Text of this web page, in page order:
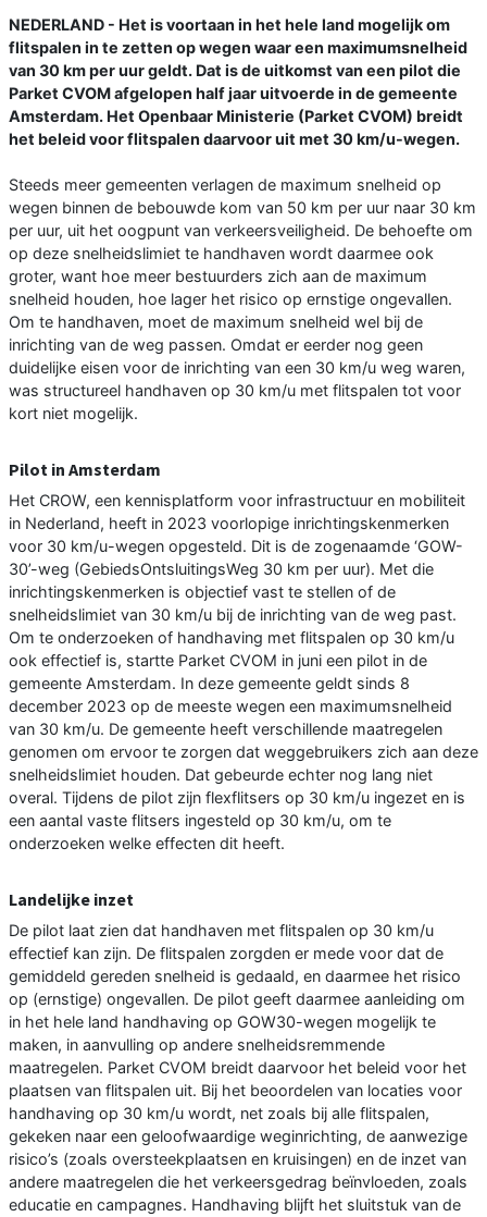
NEDERLAND - Het is voortaan in het hele land mogelijk om
flitspalen in te zetten op wegen waar een maximumsnelheid
van 30 km per uur geldt. Dat is de uitkomst van een pilot die
Parket CVOM afgelopen half jaar uitvoerde in de gemeente
Amsterdam. Het Openbaar Ministerie (Parket CVOM) breidt
het beleid voor flitspalen daarvoor uit met 30 km/u-wegen.
Steeds meer gemeenten verlagen de maximum snelheid op
wegen binnen de bebouwde kom van 50 km per uur naar 30 km
per uur, uit het oogpunt van verkeersveiligheid. De behoefte om
op deze snelheidslimiet te handhaven wordt daarmee ook
groter, want hoe meer bestuurders zich aan de maximum
snelheid houden, hoe lager het risico op ernstige ongevallen.
Om te handhaven, moet de maximum snelheid wel bij de
inrichting van de weg passen. Omdat er eerder nog geen
duidelijke eisen voor de inrichting van een 30 km/u weg waren,
was structureel handhaven op 30 km/u met flitspalen tot voor
kort niet mogelijk.
Pilot in Amsterdam
Het CROW, een kennisplatform voor infrastructuur en mobiliteit
in Nederland, heeft in 2023 voorlopige inrichtingskenmerken
voor 30 km/u-wegen opgesteld. Dit is de zogenaamde ‘GOW-
30’-weg (GebiedsOntsluitingsWeg 30 km per uur). Met die
inrichtingskenmerken is objectief vast te stellen of de
snelheidslimiet van 30 km/u bij de inrichting van de weg past.
Om te onderzoeken of handhaving met flitspalen op 30 km/u
ook effectief is, startte Parket CVOM in juni een pilot in de
gemeente Amsterdam. In deze gemeente geldt sinds 8
december 2023 op de meeste wegen een maximumsnelheid
van 30 km/u. De gemeente heeft verschillende maatregelen
genomen om ervoor te zorgen dat weggebruikers zich aan deze
snelheidslimiet houden. Dat gebeurde echter nog lang niet
overal. Tijdens de pilot zijn flexflitsers op 30 km/u ingezet en is
een aantal vaste flitsers ingesteld op 30 km/u, om te
onderzoeken welke effecten dit heeft.
Landelijke inzet
De pilot laat zien dat handhaven met flitspalen op 30 km/u
effectief kan zijn. De flitspalen zorgden er mede voor dat de
gemiddeld gereden snelheid is gedaald, en daarmee het risico
op (ernstige) ongevallen. De pilot geeft daarmee aanleiding om
in het hele land handhaving op GOW30-wegen mogelijk te
maken, in aanvulling op andere snelheidsremmende
maatregelen. Parket CVOM breidt daarvoor het beleid voor het
plaatsen van flitspalen uit. Bij het beoordelen van locaties voor
handhaving op 30 km/u wordt, net zoals bij alle flitspalen,
gekeken naar een geloofwaardige weginrichting, de aanwezige
risico’s (zoals oversteekplaatsen en kruisingen) en de inzet van
andere maatregelen die het verkeersgedrag beïnvloeden, zoals
educatie en campagnes. Handhaving blijft het sluitstuk van de